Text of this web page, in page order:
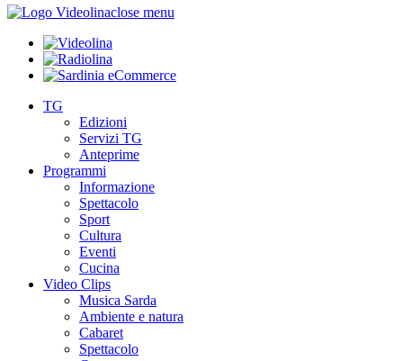
close menu
TG
Edizioni
Servizi TG
Anteprime
Programmi
Informazione
Spettacolo
Sport
Cultura
Eventi
Cucina
Video Clips
Musica Sarda
Ambiente e natura
Cabaret
Spettacolo